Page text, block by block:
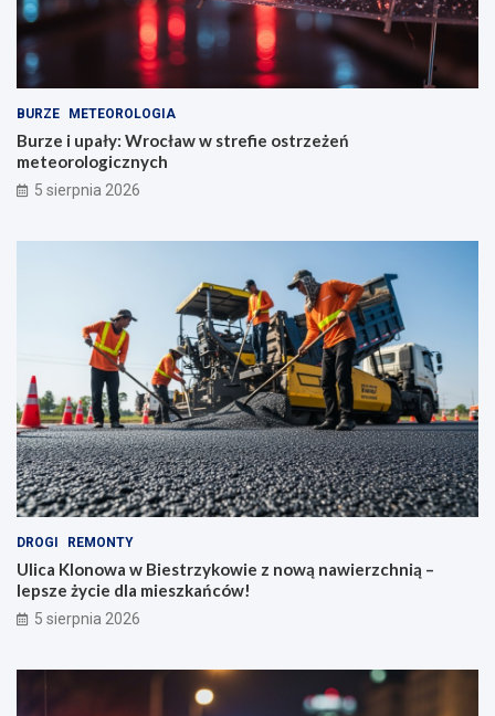
BURZE METEOROLOGIA
Burze i upały: Wrocław w strefie ostrzeżeń
meteorologicznych
5 sierpnia 2026
DROGI REMONTY
Ulica Klonowa w Biestrzykowie z nową nawierzchnią –
lepsze życie dla mieszkańców!
5 sierpnia 2026